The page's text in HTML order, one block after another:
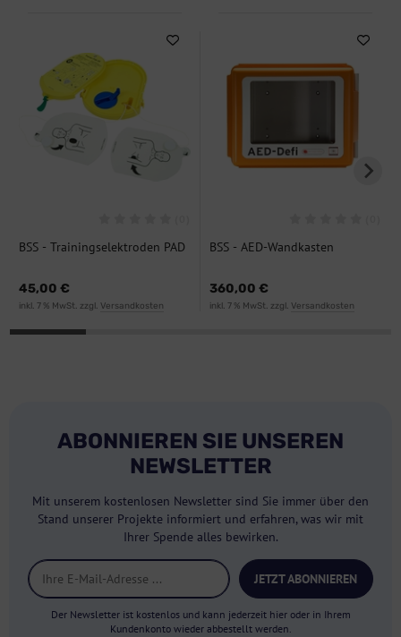
BSS - Trainingselektroden PAD
45,00 €
inkl. 7 % MwSt. zzgl. Versandkosten
BSS - AED-Wandkasten
360,00 €
inkl. 7 % MwSt. zzgl. Versandkosten
ABONNIEREN SIE UNSEREN
NEWSLETTER
Mit unserem kostenlosen Newsletter sind Sie immer über den
Stand unserer Projekte informiert und erfahren, was wir mit
Ihrer Spende alles bewirken.
JETZT ABONNIEREN
Der Newsletter ist kostenlos und kann jederzeit hier oder in Ihrem
Kundenkonto wieder abbestellt werden.